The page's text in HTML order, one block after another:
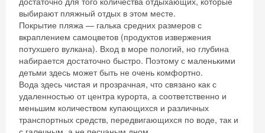
выбирают пляжный отдых в этом месте.
Покрытие пляжа — галька средних размеров с
вкраплением самоцветов (продуктов извержения
потухшего вулкана). Вход в море пологий, но глубина
набирается достаточно быстро. Поэтому с маленькими
детьми здесь может быть не очень комфортно.
Вода здесь чистая и прозрачная, что связано как с
удаленностью от центра курорта, а соответственно и
меньшим количеством купающихся и различных
транспортных средств, передвигающихся по воде, так и